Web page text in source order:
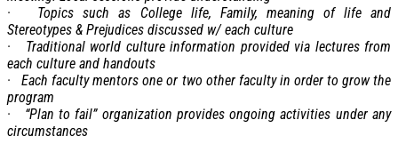
· Topics such as College life, Family, meaning of life and
Stereotypes & Prejudices discussed w/ each culture
· Traditional world culture information provided via lectures from
each culture and handouts
· Each faculty mentors one or two other faculty in order to grow the
program
· “Plan to fail” organization provides ongoing activities under any
circumstances